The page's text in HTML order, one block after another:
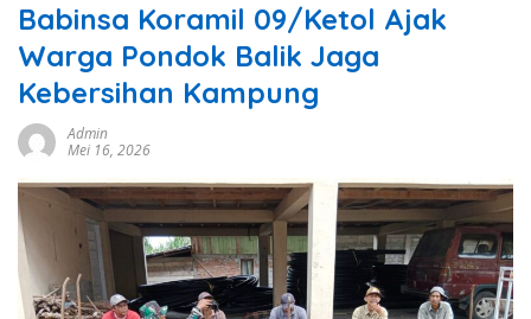
Babinsa Koramil 09/Ketol Ajak
Warga Pondok Balik Jaga
Kebersihan Kampung
Admin
Mei 16, 2026